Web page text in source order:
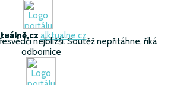
alktualne.cz
nejbližší. Soutěž nepřitáhne, říká
odbornice